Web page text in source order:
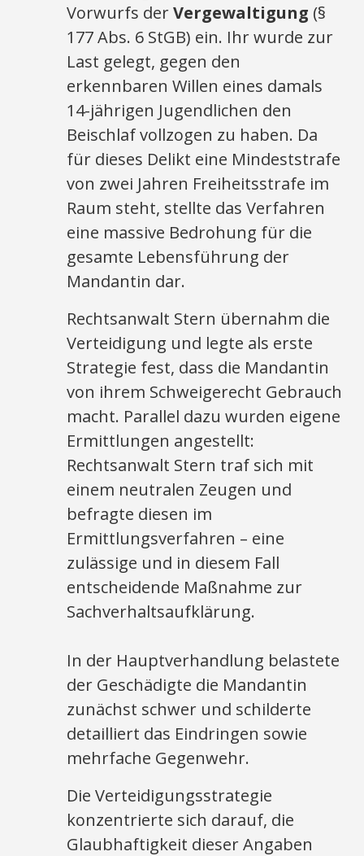
Vorwurfs derVergewaltigung (§
177 Abs. 6 StGB) ein. Ihr wurde zur
Last gelegt, gegen den
erkennbaren Willen eines damals
14-jährigen Jugendlichen den
Beischlaf vollzogen zu haben. Da
für dieses Delikt eine Mindeststrafe
von zwei Jahren Freiheitsstrafe im
Raum steht, stellte das Verfahren
eine massive Bedrohung für die
gesamte Lebensführung der
Mandantin dar.
Rechtsanwalt Stern übernahm die
Verteidigung und legte als erste
Strategie fest, dass die Mandantin
von ihrem Schweigerecht Gebrauch
macht. Parallel dazu wurden eigene
Ermittlungen angestellt:
Rechtsanwalt Stern traf sich mit
einem neutralen Zeugen und
befragte diesen im
Ermittlungsverfahren – eine
zulässige und in diesem Fall
entscheidende Maßnahme zur
Sachverhaltsaufklärung.
In der Hauptverhandlung belastete
der Geschädigte die Mandantin
zunächst schwer und schilderte
detailliert das Eindringen sowie
mehrfache Gegenwehr.
Die Verteidigungsstrategie
konzentrierte sich darauf, die
Glaubhaftigkeit dieser Angaben